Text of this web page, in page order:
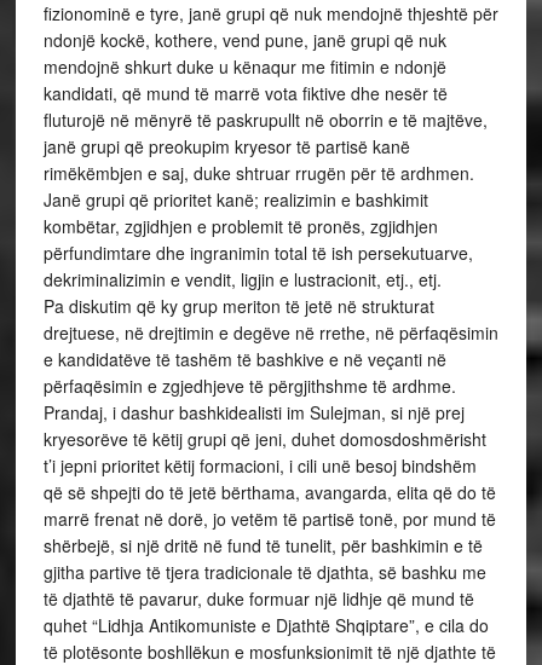
fizionominë e tyre, janë grupi që nuk mendojnë thjeshtë për
ndonjë kockë, kothere, vend pune, janë grupi që nuk
mendojnë shkurt duke u kënaqur me fitimin e ndonjë
kandidati, që mund të marrë vota fiktive dhe nesër të
fluturojë në mënyrë të paskrupullt në oborrin e të majtëve,
janë grupi që preokupim kryesor të partisë kanë
rimëkëmbjen e saj, duke shtruar rrugën për të ardhmen.
Janë grupi që prioritet kanë; realizimin e bashkimit
kombëtar, zgjidhjen e problemit të pronës, zgjidhjen
përfundimtare dhe ingranimin total të ish persekutuarve,
dekriminalizimin e vendit, ligjin e lustracionit, etj., etj.
Pa diskutim që ky grup meriton të jetë në strukturat
drejtuese, në drejtimin e degëve në rrethe, në përfaqësimin
e kandidatëve të tashëm të bashkive e në veçanti në
përfaqësimin e zgjedhjeve të përgjithshme të ardhme.
Prandaj, i dashur bashkidealisti im Sulejman, si një prej
kryesorëve të këtij grupi që jeni, duhet domosdoshmërisht
t’i jepni prioritet këtij formacioni, i cili unë besoj bindshëm
që së shpejti do të jetë bërthama, avangarda, elita që do të
marrë frenat në dorë, jo vetëm të partisë tonë, por mund të
shërbejë, si një dritë në fund të tunelit, për bashkimin e të
gjitha partive të tjera tradicionale të djathta, së bashku me
të djathtë të pavarur, duke formuar një lidhje që mund të
quhet “Lidhja Antikomuniste e Djathtë Shqiptare”, e cila do
të plotësonte boshllëkun e mosfunksionimit të një djathte të